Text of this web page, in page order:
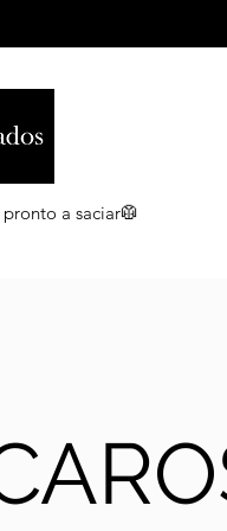
a saciar🥼